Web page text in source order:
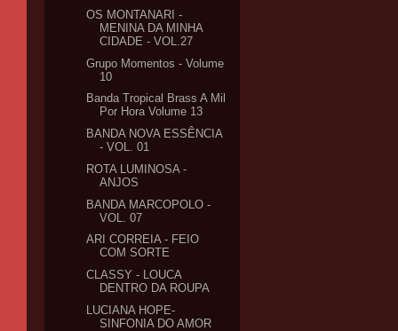
OS MONTANARI -
MENINA DA MINHA
CIDADE - VOL.27
Grupo Momentos - Volume
10
Banda Tropical Brass A Mil
Por Hora Volume 13
BANDA NOVA ESSÊNCIA
- VOL. 01
ROTA LUMINOSA -
ANJOS
BANDA MARCOPOLO -
VOL. 07
ARI CORREIA - FEIO
COM SORTE
CLASSY - LOUCA
DENTRO DA ROUPA
LUCIANA HOPE-
SINFONIA DO AMOR